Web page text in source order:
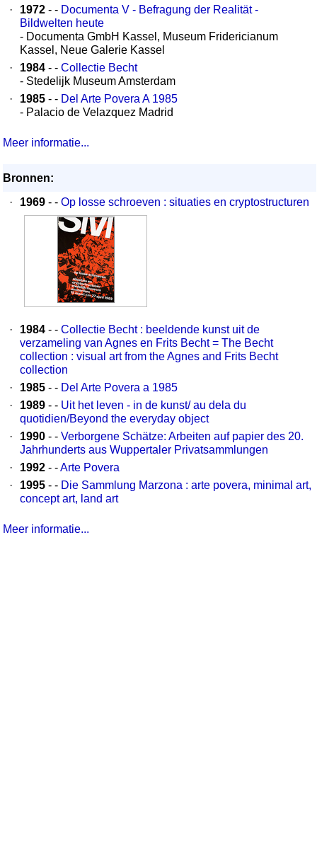
·
1972 - - Documenta V - Befragung der Realität -
Bildwelten heute
- Documenta GmbH Kassel, Museum Fridericianum
Kassel, Neue Galerie Kassel
·
1984 - - Collectie Becht
- Stedelijk Museum Amsterdam
·
1985 - - Del Arte Povera A 1985
- Palacio de Velazquez Madrid
Meer informatie...
Bronnen:
·
1969 - - Op losse schroeven : situaties en cryptostructuren
· 1984 - - Collectie Becht : beeldende kunst uit de
verzameling van Agnes en Frits Becht = The Becht
collection : visual art from the Agnes and Frits Becht
collection
·
1985 - - Del Arte Povera a 1985
·
1989 - - Uit het leven - in de kunst/ au dela du
quotidien/Beyond the everyday object
·
1990 - - Verborgene Schätze: Arbeiten auf papier des 20.
Jahrhunderts aus Wuppertaler Privatsammlungen
·
1992 - -Arte Povera
·
1995 - - Die Sammlung Marzona : arte povera, minimal art,
concept art, land art
Meer informatie...